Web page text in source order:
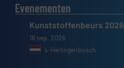
Evenementen
Kunststoffenbeurs 2026
16 sep, 2026
’s-Hertogenbosch